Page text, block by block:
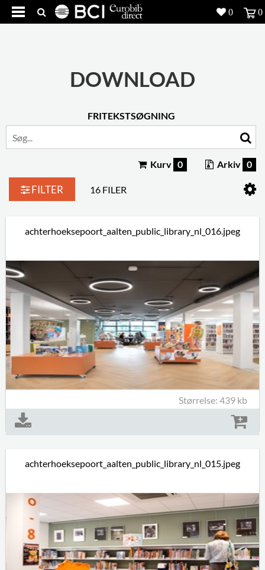
Download
8
Kontakt os
DOWNLOAD
FRITEKSTSØGNING
Kurv 0 Arkiv 0
FILTER 16 FILER
achterhoeksepoort_aalten_public_library_nl_016.jpeg
Størrelse: 439 kb
achterhoeksepoort_aalten_public_library_nl_015.jpeg
0 0